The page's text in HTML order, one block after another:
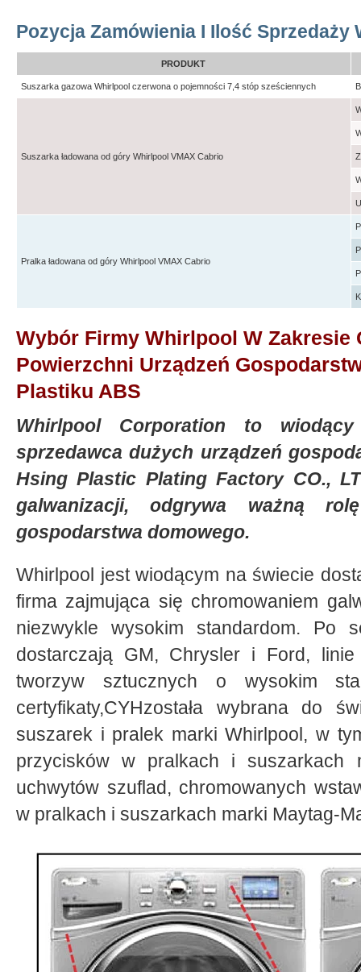
Pozycja Zamówienia I Ilość Sprzedaży
PRODUKT
Suszarka gazowa Whirlpool czerwona o pojemności 7,4 stóp sześciennych
Suszarka ładowana od góry Whirlpool VMAX Cabrio
Pralka ładowana od góry Whirlpool VMAX Cabrio
Wybór Firmy Whirlpool W Zakresie
Powierzchni Urządzeń
Plastiku ABS
Whirlpool Corporation to
sprzedawca dużych urządzeń
Hsing Plastic Plating Factory CO.,
galwanizacji, odgrywa ważną
gospodarstwa domowego.
Whirlpool jest wiodącym na świecie
firma zajmująca się chromowaniem
niezwykle wysokim standardom. Po
dostarczają GM, Chrysler i Ford,
tworzyw sztucznych o wysokim
certyfikaty,CYHzostała wybrana do
suszarek i pralek marki Whirlpool, w
przycisków w pralkach i suszarkach
uchwytów szuflad, chromowanych
w pralkach i suszarkach marki Maytag-